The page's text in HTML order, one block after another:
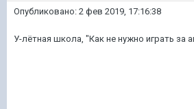
Опубликовано: 2 фев 2019, 17:16:38
У-лётная школа, "Как не нужно играть за